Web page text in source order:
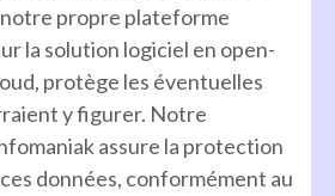
propre plateforme
la solution logiciel en open-
protège les éventuelles
y figurer. Notre
assure la protection
données, conformément au